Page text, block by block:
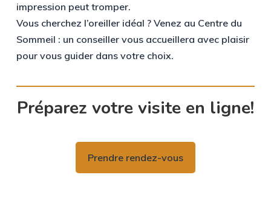
impression peut tromper.
Vous cherchez l’oreiller idéal ? Venez au Centre du
Sommeil : un conseiller vous accueillera avec plaisir
pour vous guider dans votre choix.
Préparez votre visite en ligne!
Prendre rendez-vous